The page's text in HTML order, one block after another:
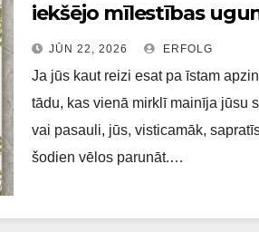
iekšējo mīlestības
JŪN 22, 2026 ERFOLG
Ja jūs kaut reizi esat pa īstam
tādu, kas vienā mirklī mainīja jūsu
vai pasauli, jūs, visticamāk,
šodien vēlos parunāt.…